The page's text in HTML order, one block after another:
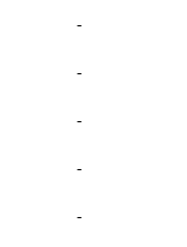
-
-
-
-
-